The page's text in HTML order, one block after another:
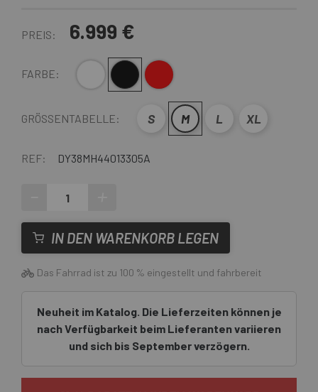
PREIS: 6.999 €
FARBE: Schwarz
GRÖSSENTABELLE: S M L XL
REF: DY38MH44013305A
IN DEN WARENKORB LEGEN
Das Fahrrad ist zu 100 % eingestellt und fahrbereit
Neuheit im Katalog. Die Lieferzeiten können je
nach Verfügbarkeit beim Lieferanten variieren
und sich bis September verzögern.